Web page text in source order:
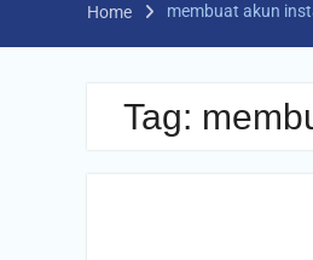
Home membuat akun
Tag: